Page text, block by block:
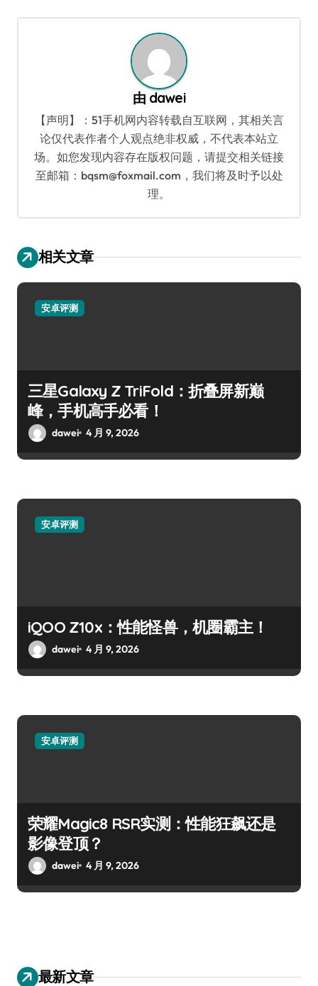
导
由 dawei
【声明】：51手机网内容转载自互联网，其相关言
论仅代表作者个人观点绝非权威，不代表本站立
场。如您发现内容存在版权问题，请提交相关链接
至邮箱：bqsm@foxmail.com，我们将及时予以处
理。
相关文章
安卓评测
三星Galaxy Z TriFold：折叠屏新巅
峰，手机高手必看！
dawei 4 月 9, 2026
安卓评测
iQOO Z10x：性能怪兽，机圈霸主！
dawei 4 月 9, 2026
安卓评测
荣耀Magic8 RSR实测：性能狂飙还是
影像登顶？
dawei 4 月 9, 2026
最新文章